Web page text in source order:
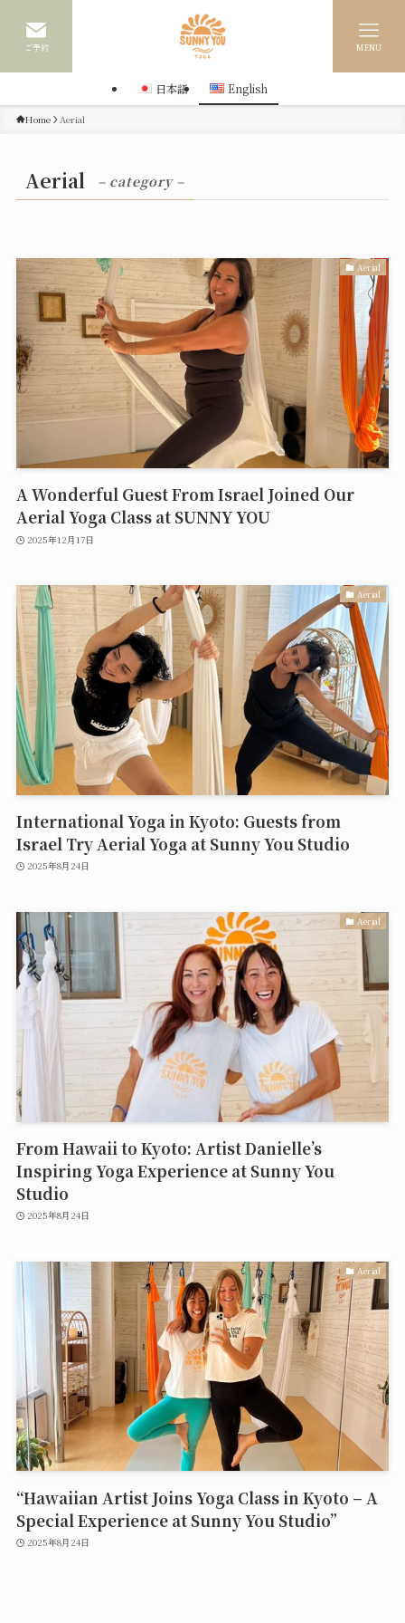
ご予約 MENU
日本語 English
Home Aerial
Aerial – category –
Aerial
A Wonderful Guest From Israel Joined Our
Aerial Yoga Class at SUNNY YOU
2025年12月17日
Aerial
International Yoga in Kyoto: Guests from
Israel Try Aerial Yoga at Sunny You Studio
2025年8月24日
Aerial
From Hawaii to Kyoto: Artist Danielle’s
Inspiring Yoga Experience at Sunny You
Studio
2025年8月24日
Aerial
“Hawaiian Artist Joins Yoga Class in Kyoto – A
Special Experience at Sunny You Studio”
2025年8月24日